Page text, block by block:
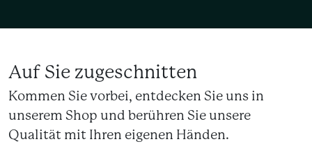
Auf Sie zugeschnitten
Kommen Sie vorbei, entdecken Sie uns in
unserem Shop und berühren Sie unsere
Qualität mit Ihren eigenen Händen.